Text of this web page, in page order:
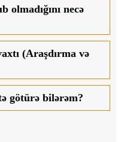
olmadığını necə
(Araşdırma və
götürə bilərəm?